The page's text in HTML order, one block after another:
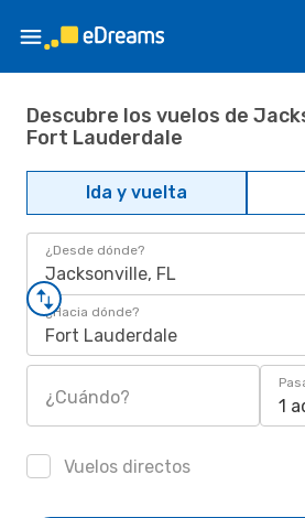
Descubre los vuelos de
Fort Lauderdale
Ida y vuelta
¿Desde dónde?
Jacksonville, FL
¿Hacia dónde?
Fort Lauderdale
¿Cuándo? 1
Vuelos directos